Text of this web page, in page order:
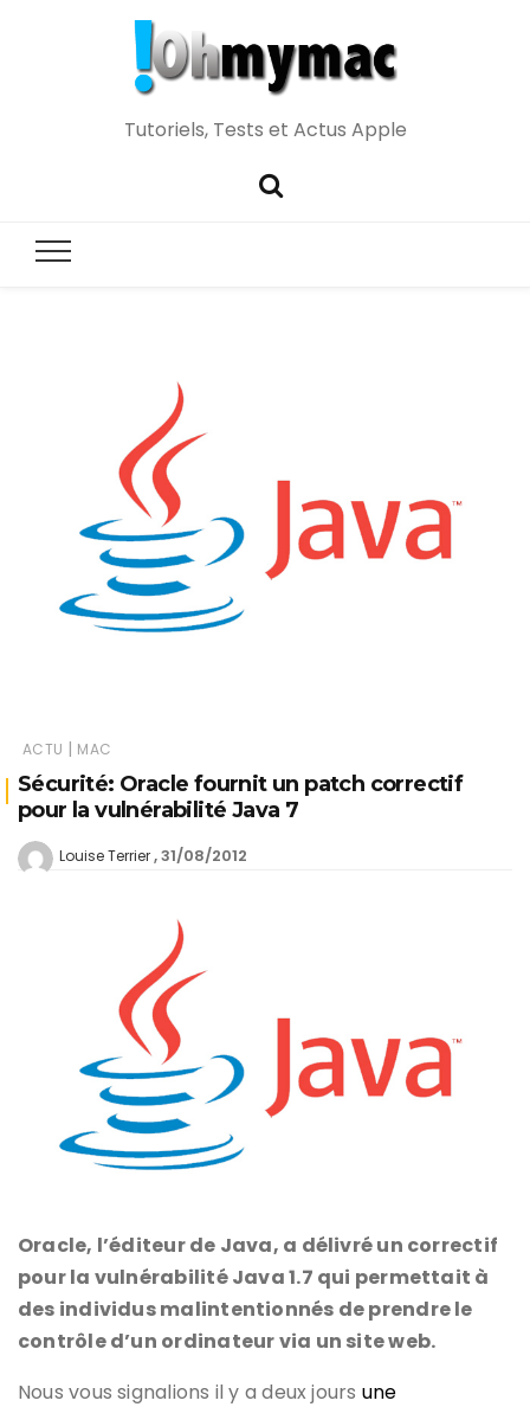
Tutoriels, Tests et Actus Apple
ACTU | MAC
Sécurité: Oracle fournit un patch correctif
pour la vulnérabilité Java 7
Louise Terrier 31/08/2012
Oracle, l’éditeur de Java, a délivré un correctif
pour la vulnérabilité Java 1.7 qui permettait à
des individus malintentionnés de prendre le
contrôle d’un ordinateur via un site web.
Nous vous signalions il y a deux jours une